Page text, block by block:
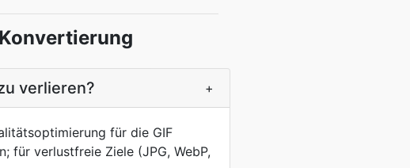
verlieren? +
für die GIF
für verlustfreie Ziele (JPG, WebP,